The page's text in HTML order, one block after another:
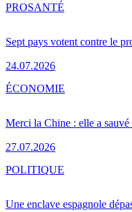
Sept pays votent contre le
24.07.2026
PROSANTÉ
Merci la Chine : elle a
27.07.2026
ÉCONOMIE
Une enclave espagnole
POLITIQUE